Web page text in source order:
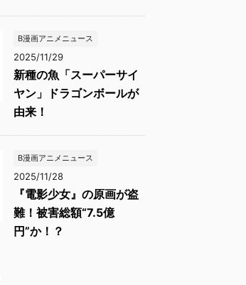
B漫画アニメニュース
2025/11/29
新種の魚「スーパーサイ
ヤン」ドラゴンボールが
由来！
B漫画アニメニュース
2025/11/28
『電影少女』の原画が盗
難！被害総額“7.5億
円”か！？